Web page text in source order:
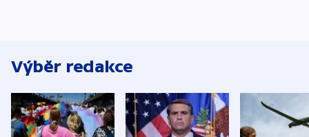
Výběr redakce